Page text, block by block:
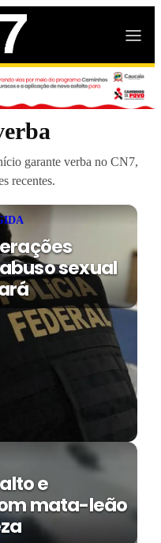
garante verba no CN7,
recentes.
sexual
e
mata-leão